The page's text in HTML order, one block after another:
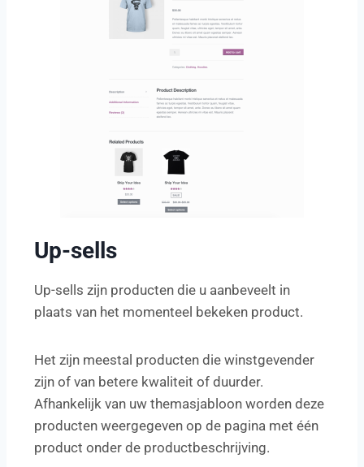
Up-sells
Up-sells zijn producten die u aanbeveelt in
plaats van het momenteel bekeken product.
Het zijn meestal producten die winstgevender
zijn of van betere kwaliteit of duurder.
Afhankelijk van uw themasjabloon worden deze
producten weergegeven op de pagina met één
product onder de productbeschrijving.